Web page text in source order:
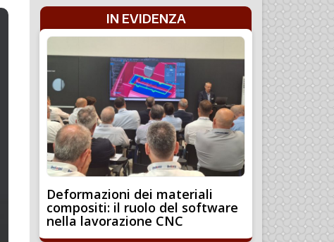
IN EVIDENZA
Deformazioni dei materiali
compositi: il ruolo del software
nella lavorazione CNC